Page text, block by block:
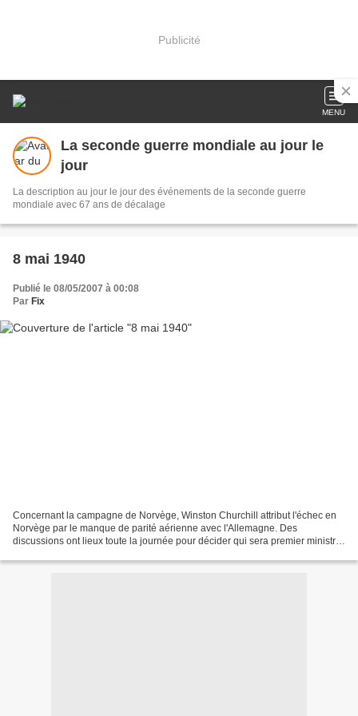
Publicité
MENU
La seconde guerre mondiale au jour le
jour
La description au jour le jour des événements de la seconde guerre
mondiale avec 67 ans de décalage
8 mai 1940
Publié le 08/05/2007 à 00:08
Par Fix
Concernant la campagne de Norvège, Winston Churchill attribut l'échec en
Norvège par le manque de parité aérienne avec l'Allemagne. Des
discussions ont lieux toute la journée pour décider qui sera premier ministre